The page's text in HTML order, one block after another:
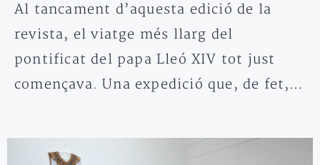
Al tancament d’aquesta edició de la
revista, el viatge més llarg del
pontificat del papa Lleó XIV tot just
començava. Una expedició que, de fet,…